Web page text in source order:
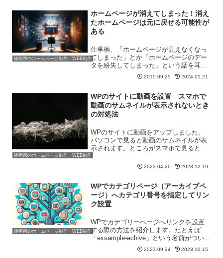
静岡県のホームページ制作・WEB制作
ホームページが消えてしまった！消え
たホームページは元に戻せる可能性が
ある
仕事柄、「ホームページが見えなくなっ
てしまった」とか「ホームページのデー
タを紛失してしまった」という話を耳に
することがあるのですが、案外何とかな
るものです。実はホームページを復活さ
いくつかの手段を紹介した...
2015.09.25 2024.01.21
静岡県のホームページ制作・WEB制作
WPのサイトに動画を設置 スマホで
動画のサムネイルが表示されないとき
の対処法
WPのサイトに動画をアップしました。
パソコンで見ると動画のサムネイルが表
示されます。ところがスマホで見ると、
動画のサムネイルが表示されないので
す。サムネイルが表示してほしい場所は
2023.04.20 2023.12.19
静岡県のホームページ制作・WEB制作
WPでカテゴリページ（アーカイブペ
ージ）へカテゴリ番号を指定してリン
ク設置
WPでカテゴリーページへリンクを設置
する際の方法を紹介します。たとえば
「exsample-achive」という名前がついて
いるカテゴリーがあったとします。その
中に記事が3記事、入っているとしましょ
2023.09.24 2023.10.15